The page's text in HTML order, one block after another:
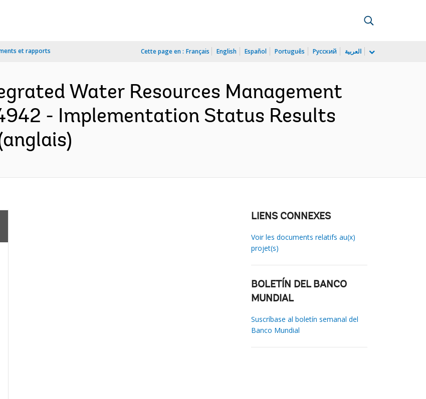
et rapports Cette page en : Français English Español Português Русский العربية
Water Resources Management
- Implementation Status Results
LIENS CONNEXES
Voir les documents relatifs au(x)
projet(s)
BOLETÍN DEL BANCO
MUNDIAL
Suscríbase al boletín semanal del
Banco Mundial